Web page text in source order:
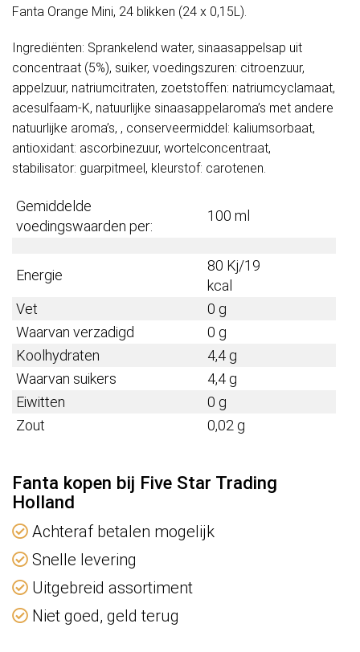
Fanta Orange Mini, 24 blikken (24 x 0,15L).
Ingrediënten: Sprankelend water, sinaasappelsap uit
concentraat (5%), suiker, voedingszuren: citroenzuur,
appelzuur, natriumcitraten, zoetstoffen: natriumcyclamaat,
acesulfaam-K, natuurlijke sinaasappelaroma’s met andere
natuurlijke aroma’s, , conserveermiddel: kaliumsorbaat,
antioxidant: ascorbinezuur, wortelconcentraat,
stabilisator: guarpitmeel, kleurstof: carotenen.
Gemiddelde
voedingswaarden per:
100 ml
Energie
80 Kj/19
kcal
Vet
0 g
Waarvan verzadigd
0 g
Koolhydraten
4,4 g
Waarvan suikers
4,4 g
Eiwitten
0 g
Zout
0,02 g
Fanta kopen bij Five Star Trading
Holland
Achteraf betalen mogelijk
Snelle levering
Uitgebreid assortiment
Niet goed, geld terug